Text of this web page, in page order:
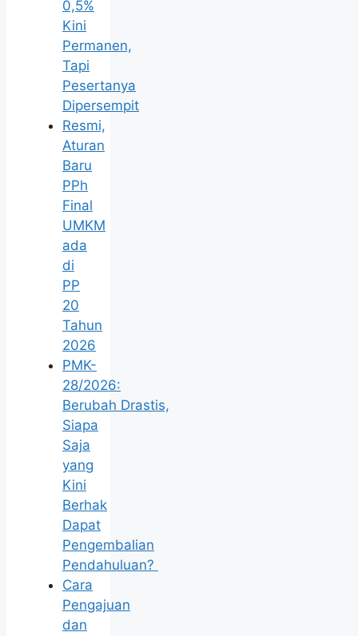
0,5%
Kini
Permanen,
Tapi
Pesertanya
Dipersempit
Resmi,
Aturan
Baru
PPh
Final
UMKM
ada
di
PP
20
Tahun
2026
PMK-
28/2026:
Berubah Drastis,
Siapa
Saja
yang
Kini
Berhak
Dapat
Pengembalian
Pendahuluan?
Cara
Pengajuan
dan